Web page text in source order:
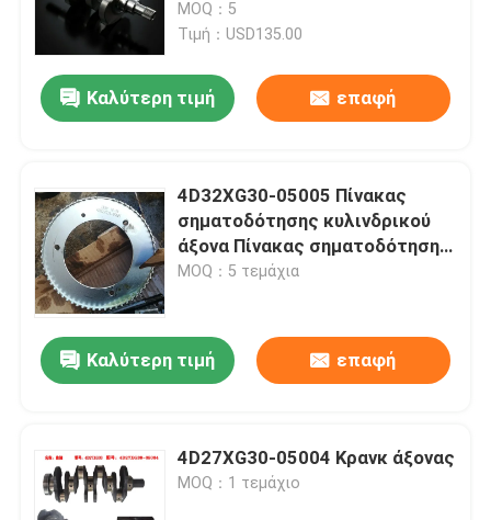
MOQ：5
Τιμή：USD135.00
Καλύτερη τιμή επαφή
4D32XG30-05005 Πίνακας
σηματοδότησης κυλινδρικού
άξονα Πίνακας σηματοδότησης
ταχύτητας κυλινδρικού άξονα
MOQ：5 τεμάχια
Καλύτερη τιμή επαφή
4D27XG30-05004 Κρανκ άξονας
MOQ：1 τεμάχιο